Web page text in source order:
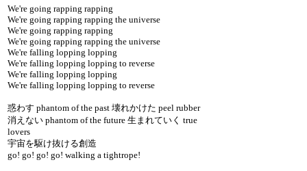
We're going rapping rapping
We're going rapping rapping the universe
We're going rapping rapping
We're going rapping rapping the universe
We're falling lopping lopping
We're falling lopping lopping to reverse
We're falling lopping lopping
We're falling lopping lopping to reverse
惑わす phantom of the past 壊れかけた peel rubber
消えない phantom of the future 生まれていく true
lovers
宇宙を駆け抜ける創造
go! go! go! go! walking a tightrope!